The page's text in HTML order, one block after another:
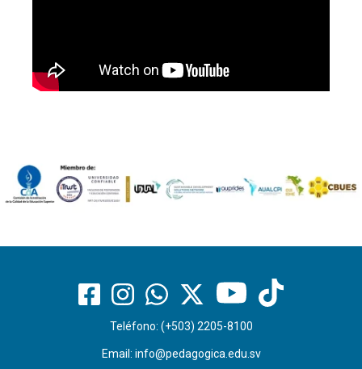
Teléfono: (+503) 2205-8100
Email: info@pedagogica.edu.sv